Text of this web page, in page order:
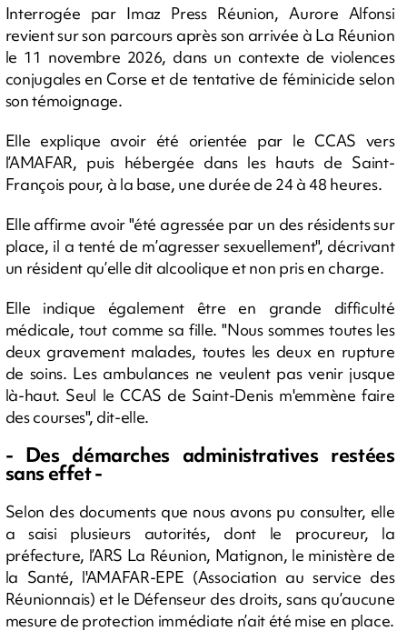
Interrogée par Imaz Press Réunion, Aurore Alfonsi
revient sur son parcours après son arrivée à La Réunion
le 11 novembre 2026, dans un contexte de violences
conjugales en Corse et de tentative de féminicide selon
son témoignage.
Elle explique avoir été orientée par le CCAS vers
l’AMAFAR, puis hébergée dans les hauts de Saint-
François pour, à la base, une durée de 24 à 48 heures.
Elle affirme avoir "été agressée par un des résidents sur
place, il a tenté de m’agresser sexuellement", décrivant
un résident qu’elle dit alcoolique et non pris en charge.
Elle indique également être en grande difficulté
médicale, tout comme sa fille. "Nous sommes toutes les
deux gravement malades, toutes les deux en rupture
de soins. Les ambulances ne veulent pas venir jusque
là-haut. Seul le CCAS de Saint-Denis m'emmène faire
des courses", dit-elle.
- Des démarches administratives restées
sans effet -
Selon des documents que nous avons pu consulter, elle
a saisi plusieurs autorités, dont le procureur, la
préfecture, l’ARS La Réunion, Matignon, le ministère de
la Santé, l'AMAFAR-EPE (Association au service des
Réunionnais) et le Défenseur des droits, sans qu’aucune
mesure de protection immédiate n’ait été mise en place.